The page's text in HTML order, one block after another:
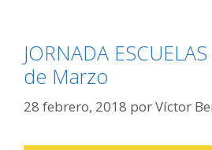
JORNADA
de Marzo
28 febrero, 2018 porVíctor